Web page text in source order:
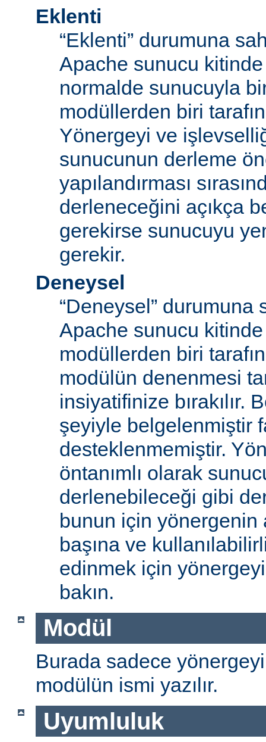
Eklenti
“Eklenti” durumuna
Apache sunucu
normalde sunucuyla
modüllerden biri
Yönergeyi ve
sunucunun derleme
yapılandırması
derleneceğini açıkça
gerekirse sunucuyu
gerekir.
Deneysel
“Deneysel” durumuna
Apache sunucu
modüllerden biri
modülün denenmesi
insiyatifinize bırakılır.
şeyiyle belgelenmiştir
desteklenmemiştir.
öntanımlı olarak
derlenebileceği gibi
bunun için yönergenin
başına ve
edinmek için
bakın.
Modül
Burada sadece
modülün ismi yazılır.
Uyumluluk